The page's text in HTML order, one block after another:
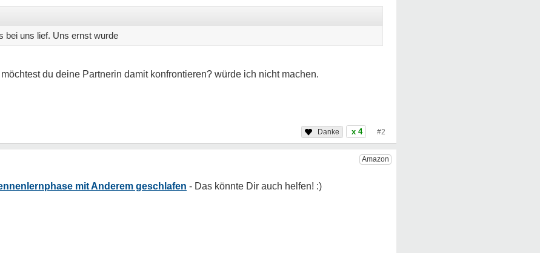
bei uns lief. Uns ernst wurde
du deine Partnerin damit konfrontieren? würde ich nicht machen.
x 4 #2
mit Anderem geschlafen